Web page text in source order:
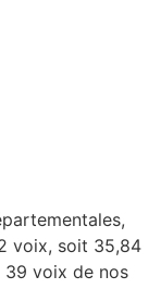
voix, soit 35,84
39 voix de nos